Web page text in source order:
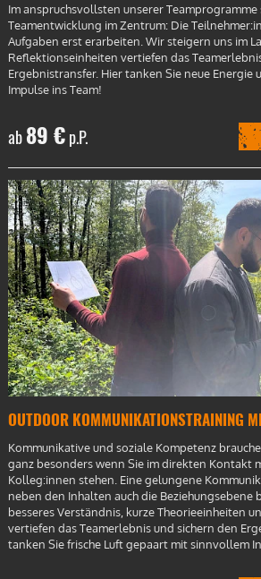
Im anspruchsvollsten unserer Teamprogramme
Teamentwicklung im Zentrum: Die
Aufgaben erst erarbeiten. Wir steigern uns im
Reflektionseinheiten vertiefen das
Ergebnistransfer. Hier tanken Sie neue
Impulse ins Team!
ab89 €p.P.
OUTDOOR KOMMUNIKATIONSTRAINING
Kommunikative und soziale Kompetenz
ganz besonders wenn Sie im direkten Kontakt
Kolleg:innen stehen. Eine gelungene
neben den Inhalten auch die Beziehungsebene
besseres Verständnis, kurze Theorieeinheiten
vertiefen das Teamerlebnis und sichern den
tanken Sie frische Luft gepaart mit sinnvollem